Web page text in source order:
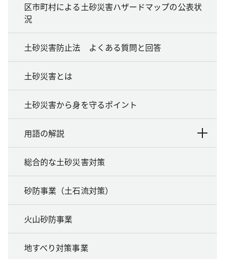
区市町村による土砂災害ハザードマップの公表状
況
土砂災害防止法 よくある質問と回答
土砂災害とは
土砂災害から身を守るポイント
用語の解説
総合的な土砂災害対策
砂防事業（土石流対策）
火山砂防事業
地すべり対策事業